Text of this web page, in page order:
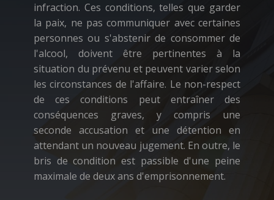
infraction. Ces conditions, telles que garder
la paix, ne pas communiquer avec certaines
personnes ou s'abstenir de consommer de
l'alcool, doivent être pertinentes à la
situation du prévenu et peuvent varier selon
les circonstances de l'affaire. Le non-respect
de ces conditions peut entraîner des
conséquences graves, y compris une
seconde accusation et une détention en
attendant un nouveau jugement. En outre, le
bris de condition est passible d'une peine
maximale de deux ans d'emprisonnement.